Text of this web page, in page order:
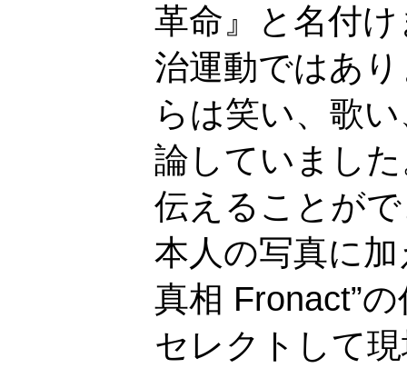
革命』と名付
治運動ではあ
らは笑い、歌
論していまし
伝えることが
本人の写真に
真相 Fronact”
セレクトして